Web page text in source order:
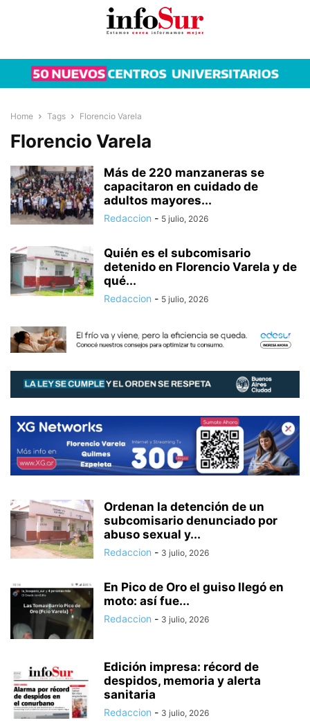
Home Tags Florencio Varela
Florencio Varela
Más de 220 manzaneras se
capacitaron en cuidado de
adultos mayores...
Redaccion - 5 julio, 2026
Quién es el subcomisario
detenido en Florencio Varela y de
qué...
Redaccion - 5 julio, 2026
Ordenan la detención de un
subcomisario denunciado por
abuso sexual y...
Redaccion - 3 julio, 2026
En Pico de Oro el guiso llegó en
moto: así fue...
Redaccion - 3 julio, 2026
Edición impresa: récord de
despidos, memoria y alerta
sanitaria
Redaccion - 3 julio, 2026